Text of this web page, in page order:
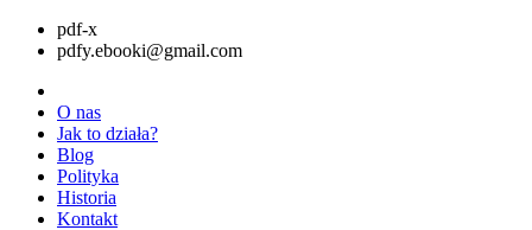
pdf-x
pdfy.ebooki@gmail.com
O nas
Jak to działa?
Blog
Polityka
Historia
Kontakt